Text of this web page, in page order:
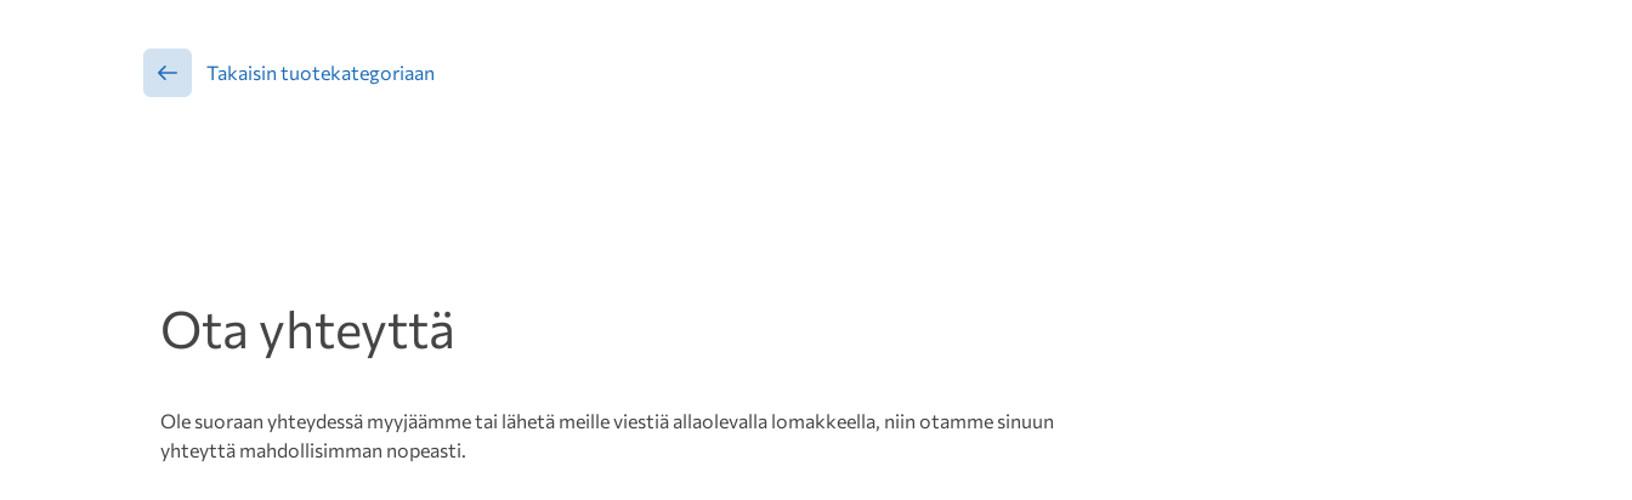
Takaisin tuotekategoriaan
Ota yhteyttä
Ole suoraan yhteydessä myyjäämme tai lähetä meille viestiä allaolevalla lomakkeella, niin otamme sinuun
yhteyttä mahdollisimman nopeasti.